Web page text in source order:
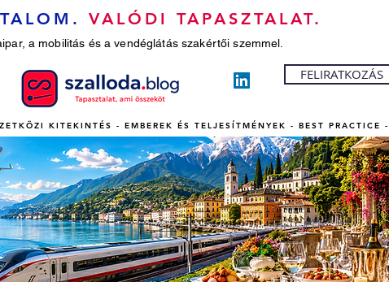
FELIRATKOZÁS
VALÓDI TAPASZTALAT.
a mobilitás és a vendéglátás szakértői szemmel.
KITEKINTÉS - EMBEREK ÉS TELJESÍTMÉNYEK - BEST PRACTICE